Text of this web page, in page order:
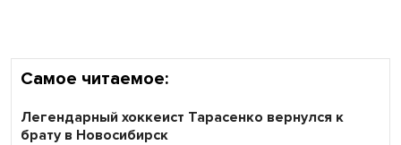
Самое читаемое:
Легендарный хоккеист Тарасенко вернулся к
брату в Новосибирск